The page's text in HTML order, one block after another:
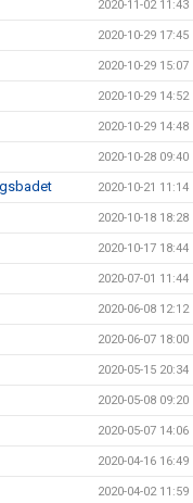
2020-11-02 11:43
2020-10-29 17:45
2020-10-29 15:07
2020-10-29 14:52
2020-10-29 14:48
2020-10-28 09:40
2020-10-21 11:14
2020-10-18 18:28
2020-10-17 18:44
2020-07-01 11:44
2020-06-08 12:12
2020-06-07 18:00
2020-05-15 20:34
2020-05-08 09:20
2020-05-07 14:06
2020-04-16 16:49
2020-04-02 11:59